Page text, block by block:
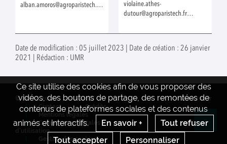
alban.amoros@agroparistech.fr
violaine.athes-
dutour@agroparistech.fr -
Date de modification : 05 juillet 2023 | Date de création : 26 janvier
2021 | Rédaction : UMR
Ce site utilise des cookies afin de vous proposer des
vidéos, des boutons de partage, des remontées de
contenus de plateformes sociales et des contenus
animés et interactifs.
En savoir +
Tout refuser
Tout accepter
Personnaliser
© INRAE 2022
INTRANET
Contact
Crédits
Mentions legales
Conditions générales
d'utilisation
Gestion des cookies
www.inrae.fr